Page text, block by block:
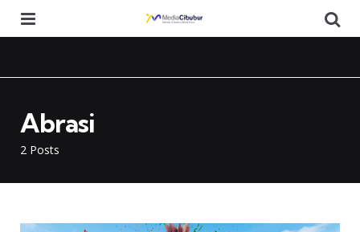
2 Posts
Abrasi